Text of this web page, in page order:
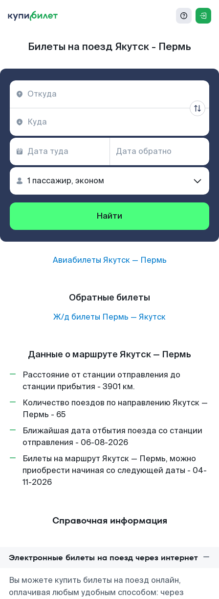
Билеты на поезд Якутск - Пермь
Найти
Авиабилеты Якутск— Пермь
Обратные билеты
Ж/д билеты Пермь — Якутск
Данные о маршруте Якутск — Пермь
Расстояние от станции отправления до
станции прибытия - 3901 км.
Количество поездов по направлению Якутск —
Пермь - 65
Ближайшая дата отбытия поезда со станции
отправления - 06-08-2026
Билеты на маршрут Якутск — Пермь, можно
приобрести начиная со следующей даты - 04-
11-2026
Справочная информация
Электронные билеты на поезд через интернет
Вы можете купить билеты на поезд онлайн,
оплачивая любым удобным способом: через